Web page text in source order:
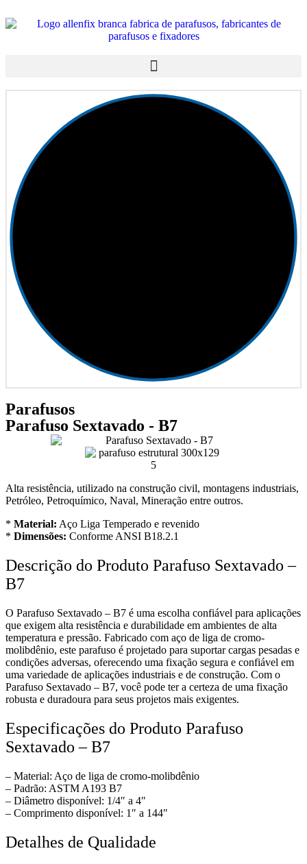
Parafusos
Parafuso Sextavado - B7
Alta resistência, utilizado na construção civil, montagens industriais,
Petróleo, Petroquímico, Naval, Mineração entre outros.
* Material: Aço Liga Temperado e revenido
* Dimensões: Conforme ANSI B18.2.1
Descrição do Produto Parafuso Sextavado –
B7
O Parafuso Sextavado – B7 é uma escolha confiável para aplicações
que exigem alta resistência e durabilidade em ambientes de alta
temperatura e pressão. Fabricado com aço de liga de cromo-
molibdênio, este parafuso é projetado para suportar cargas pesadas e
condições adversas, oferecendo uma fixação segura e confiável em
uma variedade de aplicações industriais e de construção. Com o
Parafuso Sextavado – B7, você pode ter a certeza de uma fixação
robusta e duradoura para seus projetos mais exigentes.
Especificações do Produto Parafuso
Sextavado – B7
– Material: Aço de liga de cromo-molibdênio
– Padrão: ASTM A193 B7
– Diâmetro disponível: 1/4″ a 4″
– Comprimento disponível: 1″ a 144″
Detalhes de Qualidade